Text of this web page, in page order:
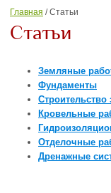
Главная /Статьи
Статьи
Земляные
Фундаменты
Кровельные
Отделочные
Дренажные